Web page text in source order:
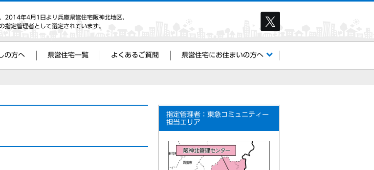
2014年4月1日より兵庫県営住宅阪神北地区、
定管理者として選定されています。
の方へ 県営住宅一覧 よくあるご質問 県営住宅にお住まいの方へ
指定管理者：東急コミュニティー
担当エリア